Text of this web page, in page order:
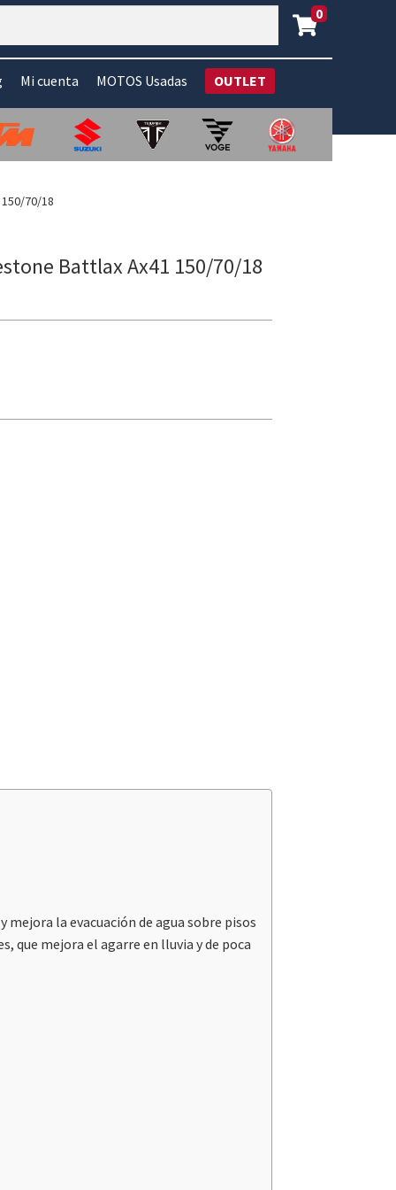
0
Mi cuenta MOTOS Usadas OUTLET
70/18
Battlax Ax41 150/70/18
la evacuación de agua sobre pisos
que mejora el agarre en lluvia y de poca